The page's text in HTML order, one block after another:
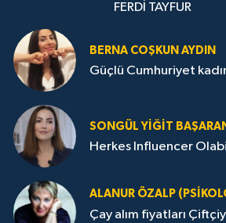
FERDİ TAYFUR
BERNA COŞKUN AYDIN
Güçlü Cumhuriyet
SONGÜL YIĞIT
Herkes Influencer
ALANUR ÖZALP
Çay alım fiyatları Çiftçiyi